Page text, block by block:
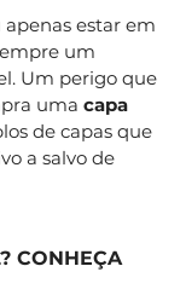
estar em
um
Um perigo que
uma capa
de capas que
a salvo de
CONHEÇA